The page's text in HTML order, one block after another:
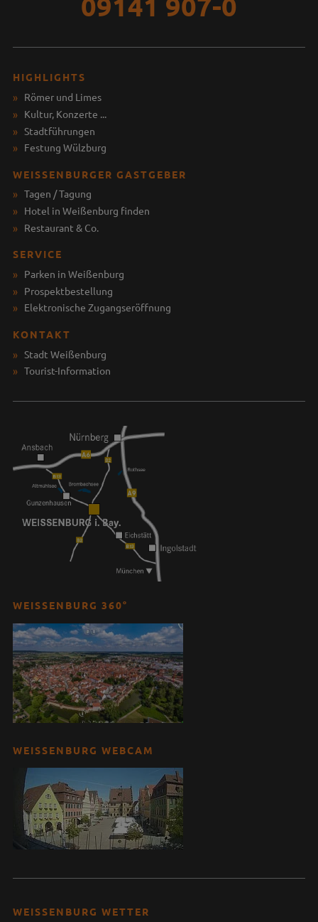
HIGHLIGHTS
Römer und Limes
Kultur, Konzerte ...
Stadtführungen
Festung Wülzburg
WEISSENBURGER GASTGEBER
Tagen / Tagung
Hotel in Weißenburg finden
Restaurant & Co.
SERVICE
Parken in Weißenburg
Prospektbestellung
Elektronische Zugangseröffnung
KONTAKT
Stadt Weißenburg
Tourist-Information
WEISSENBURG 360°
WEISSENBURG WEBCAM
WEISSENBURG WETTER